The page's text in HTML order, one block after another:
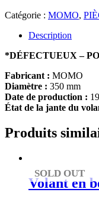
Catégorie : MOMO,
Description
*DÉFECTUEUX –
Fabricant : MOMO
Diamètre : 350 mm
Date de production :
État de la jante du
Produits
SOLD OUT
Volant en